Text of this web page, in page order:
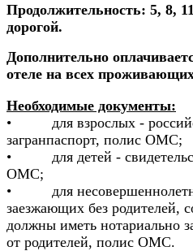
Продолжительность: 5, 8,
дорогой.
Дополнительно
отеле на всех
Необходимые документы:
• для взрослых -
загранпаспорт, полис ОМС;
• для детей -
ОМС;
• для
заезжающих без родителей,
должны иметь нотариально
от родителей, полис ОМС.